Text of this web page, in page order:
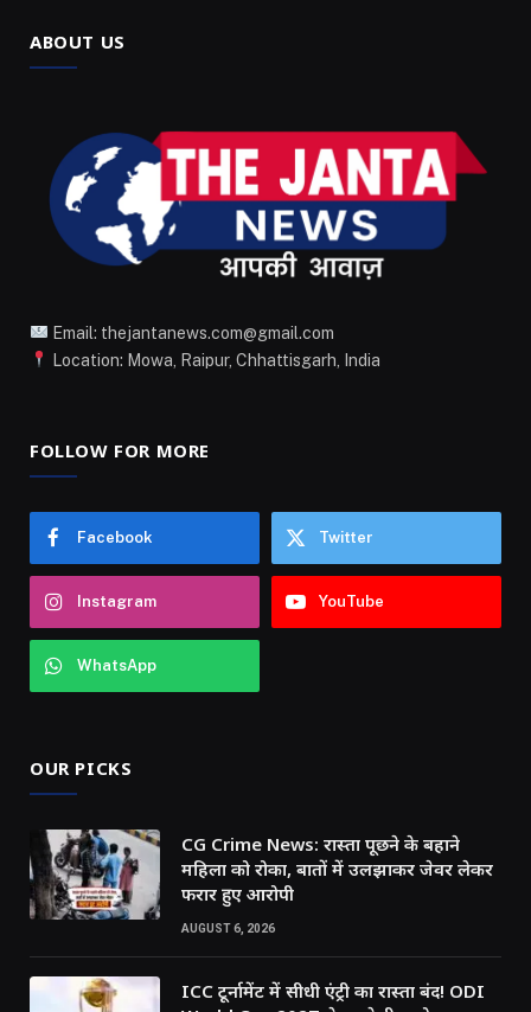
ABOUT US
Email: thejantanews.com@gmail.com
Location: Mowa, Raipur, Chhattisgarh, India
FOLLOW FOR MORE
Facebook Twitter
Instagram YouTube
WhatsApp
OUR PICKS
CG Crime News: रास्ता पूछने के बहाने
महिला को रोका, बातों में उलझाकर जेवर लेकर
फरार हुए आरोपी
AUGUST 6, 2026
ICC टूर्नामेंट में सीधी एंट्री का रास्ता बंद! ODI